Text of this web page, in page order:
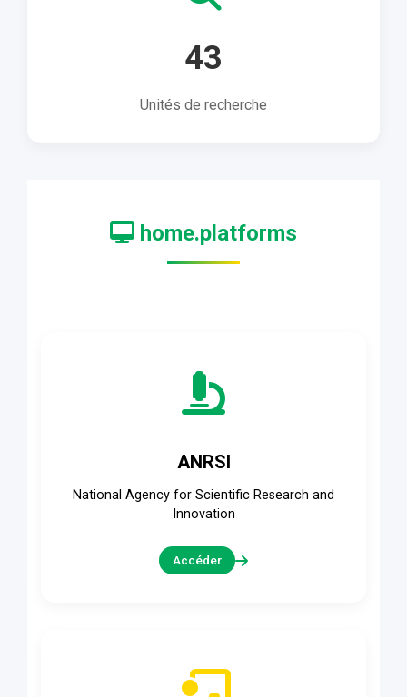
43
Unités de recherche
home.platforms
ANRSI
National Agency for Scientific Research and
Innovation
Accéder